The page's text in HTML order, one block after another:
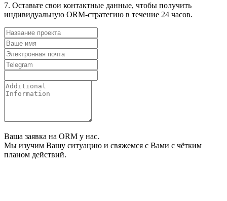
7. Оставьте свои контактные данные, чтобы получить
индивидуальную ORM-стратегию в течение 24 часов.
Ваша заявка на ORM у нас.
Мы изучим Вашу ситуацию и свяжемся с Вами с чётким
планом действий.